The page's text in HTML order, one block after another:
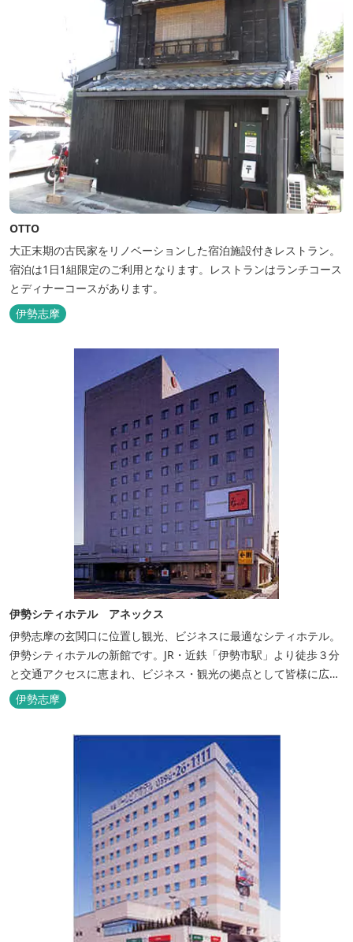
OTTO
大正末期の古民家をリノベーションした宿泊施設付きレストラン。
宿泊は1日1組限定のご利用となります。レストランはランチコース
とディナーコースがあります。
伊勢志摩
伊勢シティホテル アネックス
伊勢志摩の玄関口に位置し観光、ビジネスに最適なシティホテル。
伊勢シティホテルの新館です。JR・近鉄「伊勢市駅」より徒歩３分
と交通アクセスに恵まれ、ビジネス・観光の拠点として皆様に広く
ご利用いただいております。１階には、しゃぶしゃぶと日本料理の
「伊勢みやび」があります。
伊勢志摩